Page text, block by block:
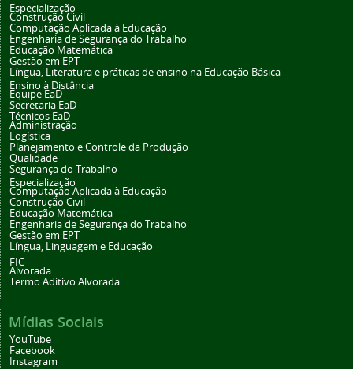
Especialização
Construção Civil
Computação Aplicada à Educação
Engenharia de Segurança do Trabalho
Educação Matemática
Gestão em EPT
Língua, Literatura e práticas de ensino na Educação Básica
Ensino à Distância
Equipe EaD
Secretaria EaD
Técnicos EaD
Administração
Logística
Planejamento e Controle da Produção
Qualidade
Segurança do Trabalho
Especialização
Computação Aplicada à Educação
Construção Civil
Educação Matemática
Engenharia de Segurança do Trabalho
Gestão em EPT
Língua, Linguagem e Educação
FIC
Alvorada
Termo Aditivo Alvorada
Mídias Sociais
YouTube
Facebook
Instagram